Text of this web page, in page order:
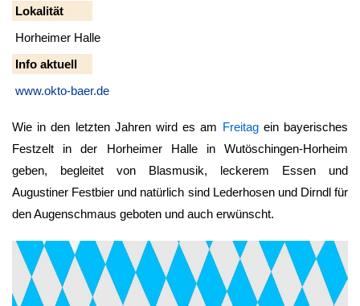
Lokalität
Horheimer Halle
Info aktuell
www.okto-baer.de
Wie in den letzten Jahren wird es am Freitagein bayerisches
Festzelt in der Horheimer Halle in Wutöschingen-Horheim
geben, begleitet von Blasmusik, leckerem Essen und
Augustiner Festbier und natürlich sind Lederhosen und Dirndl für
den Augenschmaus geboten und auch erwünscht.